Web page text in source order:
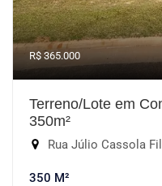
R$ 365.000
Terreno/Lote em
350m²
Rua Júlio Cassola
350 M²